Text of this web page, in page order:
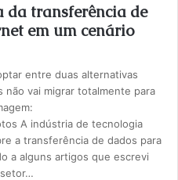
da transferência de
em um cenário
entre duas alternativas
não vai migrar totalmente para
A indústria de tecnologia
a transferência de dados para
a alguns artigos que escrevi